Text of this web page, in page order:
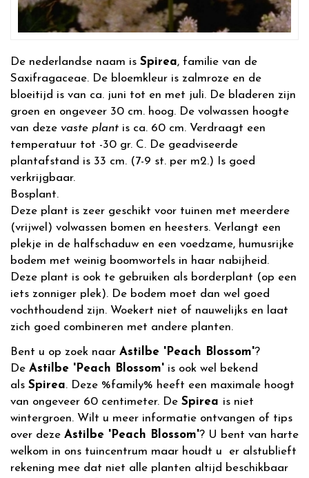
De nederlandse naam is Spirea, familie van de
Saxifragaceae. De bloemkleur is zalmroze en de
bloeitijd is van ca. juni tot en met juli. De bladeren zijn
groen en ongeveer 30 cm. hoog. De volwassen hoogte
van deze vaste plant is ca. 60 cm. Verdraagt een
temperatuur tot -30 gr. C. De geadviseerde
plantafstand is 33 cm. (7-9 st. per m2.) Is goed
verkrijgbaar.
Bosplant.
Deze plant is zeer geschikt voor tuinen met meerdere
(vrijwel) volwassen bomen en heesters. Verlangt een
plekje in de halfschaduw en een voedzame, humusrijke
bodem met weinig boomwortels in haar nabijheid.
Deze plant is ook te gebruiken als borderplant (op een
iets zonniger plek). De bodem moet dan wel goed
vochthoudend zijn. Woekert niet of nauwelijks en laat
zich goed combineren met andere planten.
Bent u op zoek naar Astilbe 'Peach Blossom'?
De Astilbe 'Peach Blossom' is ook wel bekend
als Spirea. Deze %family% heeft een maximale hoogt
van ongeveer 60 centimeter. De Spirea is niet
wintergroen. Wilt u meer informatie ontvangen of tips
over deze Astilbe 'Peach Blossom'? U bent van harte
welkom in ons tuincentrum maar houdt u er alstublieft
rekening mee dat niet alle planten altijd beschikbaar